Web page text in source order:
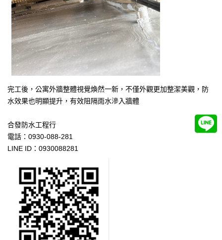
完工後 ，公寓外牆整體視覺煥然一新，不僅外觀更加整潔美觀，防
水效果也明顯提升，有效阻隔雨水滲入牆體
合發防水工程行
電話：0930-088-281
LINE ID：0930088281